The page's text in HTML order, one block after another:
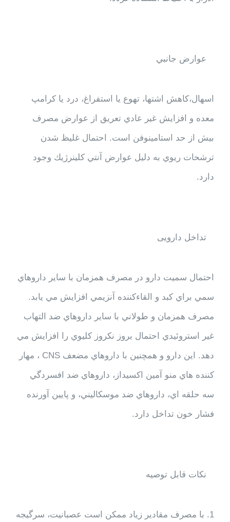
عوارض جانبي
اسهال،كاهش اشتها، تهوع يا استفراغ، درد يا كرامپ
معده و افزايش غير عادي تعريق از عوارض مصرف
بيش از حد استامينوفن است. احتمال غليظ شدن
ترشحات ريوي به دليل عوارض آنتي كلينرژيك وجود
دارد.
تداخل دارویی
احتمال سميت دارو در مصرف همزمان با ساير داروهاي
سمي براي كبد و القاءكننده آنزيمي افزايش مي يابد.
مصرف همزمان و طولاني با ساير داروهاي ضد التهاب
غير استروئيدي احتمال بروز نكروز كليوي را افزايش مي
دهد. اين دارو و همچنين با داروهاي مضعف CNS ، مهار
كننده هاي منو آمين اكسيداز، داروهاي ضد افسردگي
سه حلقه اي، داروهاي ضد موسكاليني، و پايين آورنده
فشار خون تداخل دارد.
نکات قابل توصيه
1. با مصرف مقادير زياد ممكن است عصبانيت، سرگيجه